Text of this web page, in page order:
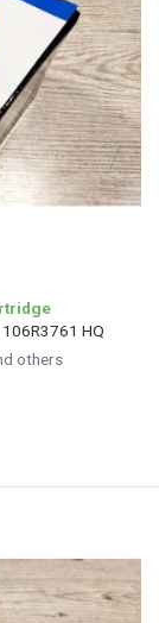
HQ
others